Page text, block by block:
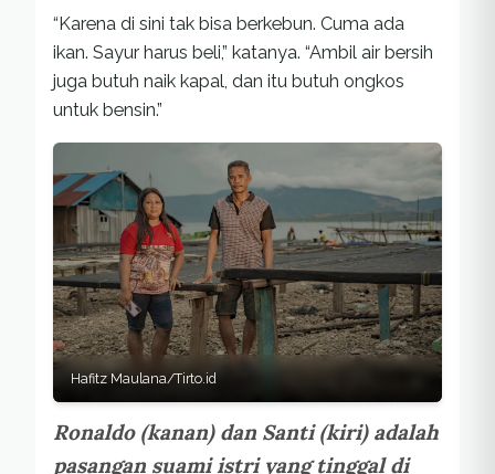
“Karena di sini tak bisa berkebun. Cuma ada
ikan. Sayur harus beli,” katanya. “Ambil air bersih
juga butuh naik kapal, dan itu butuh ongkos
untuk bensin.”
Hafitz Maulana/Tirto.id
Ronaldo (kanan) dan Santi (kiri) adalah
pasangan suami istri yang tinggal di